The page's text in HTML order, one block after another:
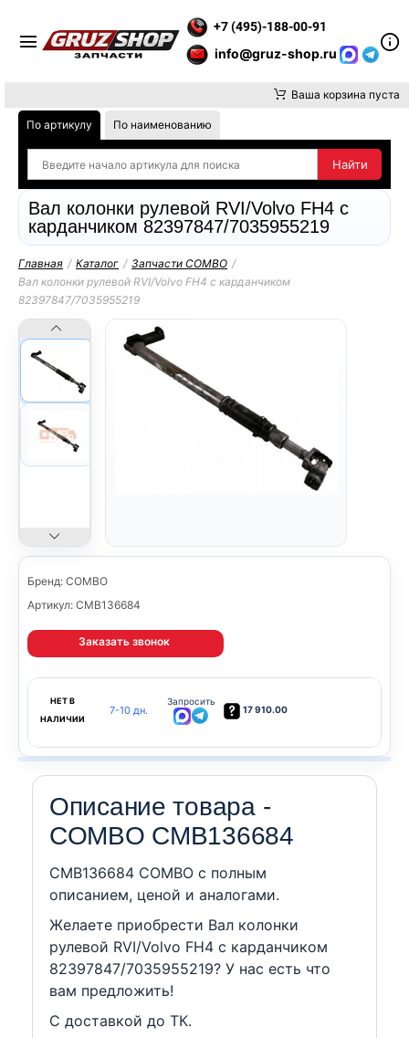
+7 (495)-188-00-91
info@gruz-shop.ru
Ваша корзина пуста
По артикулу По наименованию
Вал колонки рулевой RVI/Volvo FH4 с
карданчиком 82397847/7035955219
Главная / Каталог / Запчасти COMBO /
Вал колонки рулевой RVI/Volvo FH4 с карданчиком
82397847/7035955219
Бренд: COMBO
Артикул: CMB136684
Заказать звонок
НЕТ В
НАЛИЧИИ
7-10 дн.
Запросить
17 910.00
Описание товара -
COMBO CMB136684
CMB136684 COMBO c полным
описанием, ценой и аналогами.
Желаете приобрести Вал колонки
рулевой RVI/Volvo FH4 с карданчиком
82397847/7035955219? У нас есть что
вам предложить!
С доставкой до ТК.